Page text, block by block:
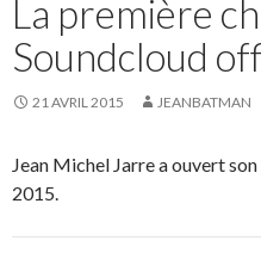
La première
Soundcloud
21 AVRIL 2015 JEANBATMAN
Jean Michel Jarre a ouvert son
2015.